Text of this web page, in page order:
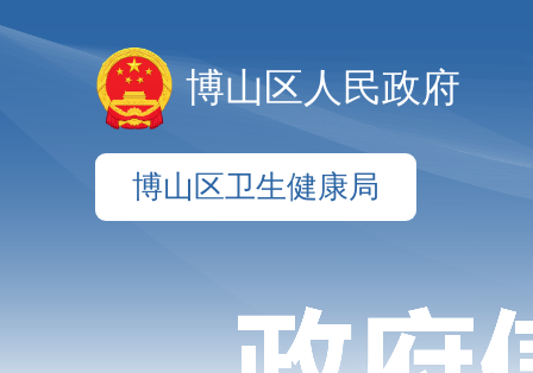
博山区人民政府
博山区卫生健康局